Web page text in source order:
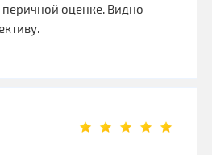
оценке. Видно